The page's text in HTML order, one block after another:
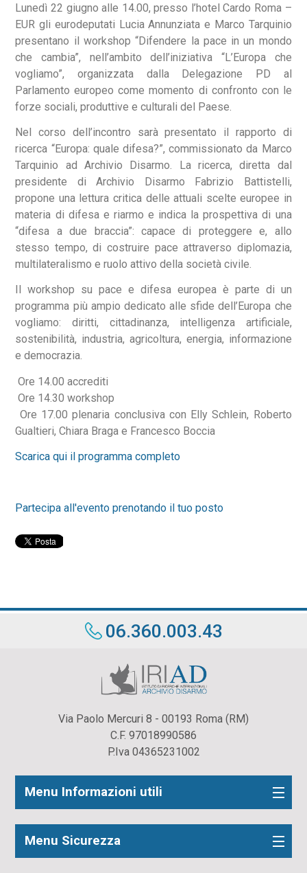
Lunedì 22 giugno alle 14.00, presso l’hotel Cardo Roma –
EUR gli eurodeputati Lucia Annunziata e Marco Tarquinio
presentano il workshop “Difendere la pace in un mondo
che cambia”, nell’ambito dell’iniziativa “L’Europa che
vogliamo”, organizzata dalla Delegazione PD al
Parlamento europeo come momento di confronto con le
forze sociali, produttive e culturali del Paese.
Nel corso dell’incontro sarà presentato il rapporto di
ricerca “Europa: quale difesa?”, commissionato da Marco
Tarquinio ad Archivio Disarmo. La ricerca, diretta dal
presidente di Archivio Disarmo Fabrizio Battistelli,
propone una lettura critica delle attuali scelte europee in
materia di difesa e riarmo e indica la prospettiva di una
“difesa a due braccia”: capace di proteggere e, allo
stesso tempo, di costruire pace attraverso diplomazia,
multilateralismo e ruolo attivo della società civile.
Il workshop su pace e difesa europea è parte di un
programma più ampio dedicato alle sfide dell’Europa che
vogliamo: diritti, cittadinanza, intelligenza artificiale,
sostenibilità, industria, agricoltura, energia, informazione
e democrazia.
Ore 14.00 accrediti
Ore 14.30 workshop
Ore 17.00 plenaria conclusiva con Elly Schlein, Roberto
Gualtieri, Chiara Braga e Francesco Boccia
Scarica qui il programma completo
Partecipa all'evento prenotando il tuo posto
06.360.003.43
Via Paolo Mercuri 8 - 00193 Roma (RM)
C.F. 97018990586
P.Iva 04365231002
Menu Informazioni utili
Menu Sicurezza